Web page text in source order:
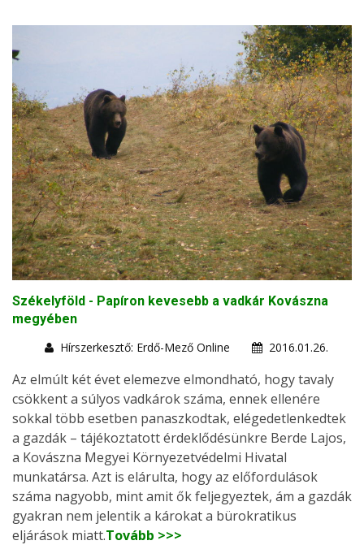
Székelyföld - Papíron kevesebb a vadkár Kovászna
megyében
Hírszerkesztő: Erdő-Mező Online
2016.01.26.
Az elmúlt két évet elemezve elmondható, hogy tavaly
csökkent a súlyos vadkárok száma, ennek ellenére
sokkal több esetben panaszkodtak, elégedetlenkedtek
a gazdák – tájékoztatott érdeklődésünkre Berde Lajos,
a Kovászna Megyei Környezetvédelmi Hivatal
munkatársa. Azt is elárulta, hogy az előfordulások
száma nagyobb, mint amit ők feljegyeztek, ám a gazdák
gyakran nem jelentik a károkat a bürokratikus
eljárások miatt.Tovább >>>